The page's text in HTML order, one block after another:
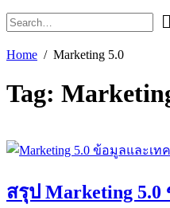
Home Marketing 5.0
Tag:
สรุป Marketing